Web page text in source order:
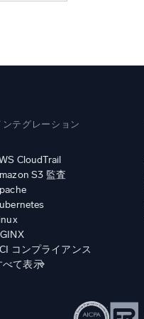
ンテグレーション
CloudTrail
S3 監査
コンプライアンス
べて表示